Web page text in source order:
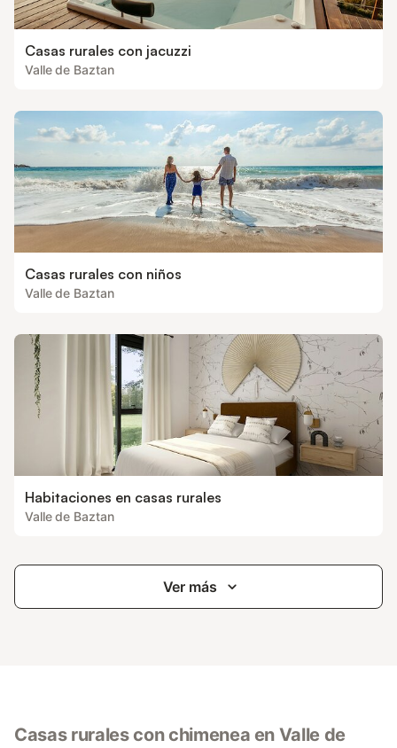
Casas rurales con jacuzzi
Valle de Baztan
Casas rurales con niños
Valle de Baztan
Habitaciones en casas rurales
Valle de Baztan
Ver más
Casas rurales con chimenea en Valle de